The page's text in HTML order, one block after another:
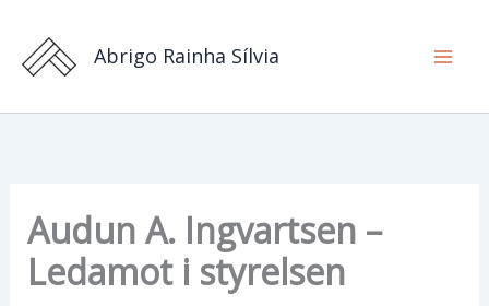
innehåll
Abrigo Rainha Sílvia
Audun A. Ingvartsen –
Ledamot i styrelsen